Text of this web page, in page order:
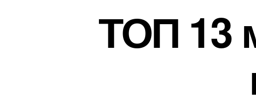
ТОП 13